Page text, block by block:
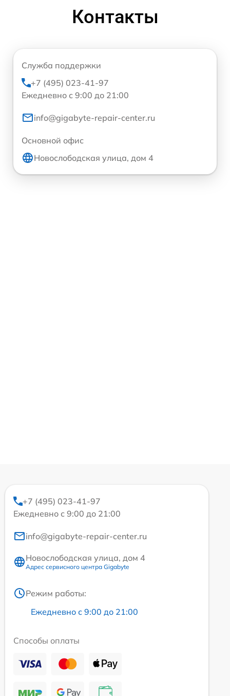
Контакты
Служба поддержки
+7 (495) 023-41-97
Ежедневно с 9:00 до 21:00
info@gigabyte-repair-center.ru
Основной офис
Новослободская улица, дом 4
+7 (495) 023-41-97
Ежедневно с 9:00 до 21:00
info@gigabyte-repair-center.ru
Новослободская улица, дом 4
Адрес сервисного центра Gigabyte
Режим работы:
Ежедневно с 9:00 до 21:00
Способы оплаты